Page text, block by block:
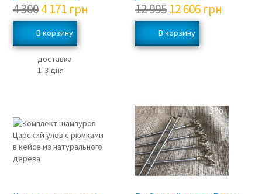
4 3004 171 грн
доставка
1‑3 дня
12 99512 606 грн
3%